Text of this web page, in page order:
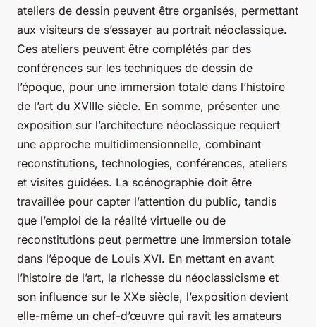
ateliers de dessin peuvent être organisés, permettant
aux visiteurs de s’essayer au portrait néoclassique.
Ces ateliers peuvent être complétés par des
conférences sur les techniques de dessin de
l’époque, pour une immersion totale dans l’histoire
de l’art du XVIIIe siècle. En somme, présenter une
exposition sur l’architecture néoclassique requiert
une approche multidimensionnelle, combinant
reconstitutions, technologies, conférences, ateliers
et visites guidées. La scénographie doit être
travaillée pour capter l’attention du public, tandis
que l’emploi de la réalité virtuelle ou de
reconstitutions peut permettre une immersion totale
dans l’époque de Louis XVI. En mettant en avant
l’histoire de l’art, la richesse du néoclassicisme et
son influence sur le XXe siècle, l’exposition devient
elle-même un chef-d’œuvre qui ravit les amateurs